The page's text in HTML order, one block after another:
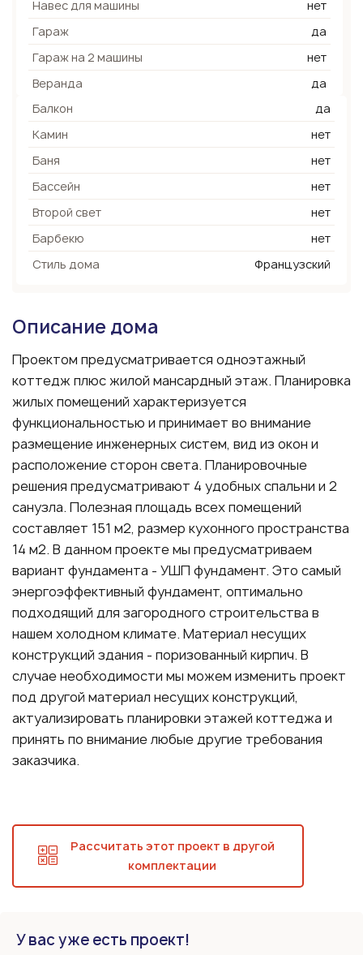
Навес для машины
нет
Гараж
да
Гараж на 2 машины
нет
Веранда
да
Балкон
да
Камин
нет
Баня
нет
Бассейн
нет
Второй свет
нет
Барбекю
нет
Стиль дома
Французский
Описание дома
Проектом предусматривается одноэтажный
коттедж плюс жилой мансардный этаж. Планировка
жилых помещений характеризуется
функциональностью и принимает во внимание
размещение инженерных систем, вид из окон и
расположение сторон света. Планировочные
решения предусматривают 4 удобных спальни и 2
санузла. Полезная площадь всех помещений
составляет 151 м2, размер кухонного пространства
14 м2. В данном проекте мы предусматриваем
вариант фундамента - УШП фундамент. Это самый
энергоэффективный фундамент, оптимально
подходящий для загородного строительства в
нашем холодном климате. Материал несущих
конструкций здания - поризованный кирпич. В
случае необходимости мы можем изменить проект
под другой материал несущих конструкций,
актуализировать планировки этажей коттеджа и
принять по внимание любые другие требования
заказчика.
Рассчитать этот проект в другой
комплектации
У вас уже есть проект!